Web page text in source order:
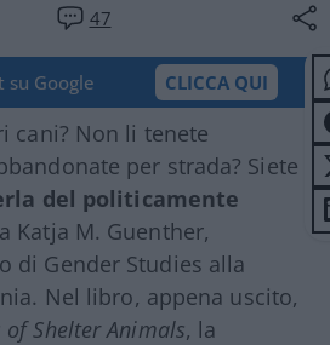
47
su Google CLICCA QUI
cani? Non li tenete
per strada? Siete
del politicamente
Katja M. Guenther,
di Gender Studies alla
Nel libro, appena uscito,
of Shelter Animals, la